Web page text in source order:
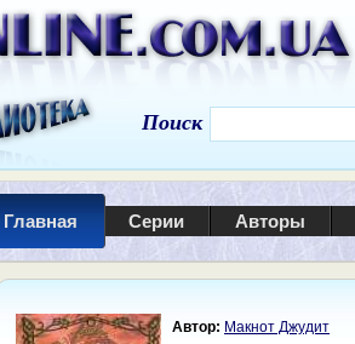
Поиск
Главная Серии Авторы
Автор: Макнот Джудит